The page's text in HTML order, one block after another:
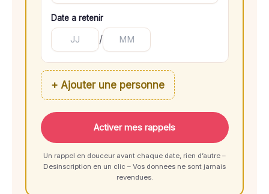
Date a retenir
/
+ Ajouter une personne
Activer mes rappels
Un rappel en douceur avant chaque date, rien d’autre –
Desinscription en un clic – Vos donnees ne sont jamais
revendues.